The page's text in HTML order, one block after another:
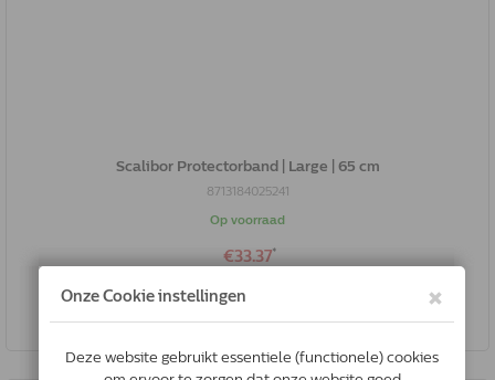
Scalibor Protectorband | Large | 65 cm
8713184025241
Op voorraad
€33.37*
Bestel